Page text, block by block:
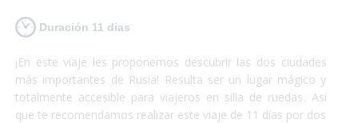
Duración 11 dias
¡En este viaje les proponemos descubrir las dos ciudades
más importantes de Rusia! Resulta ser un lugar mágico y
totalmente accesible para viajeros en silla de ruedas. Así
que te recomendamos realizar este viaje de 11 días por dos